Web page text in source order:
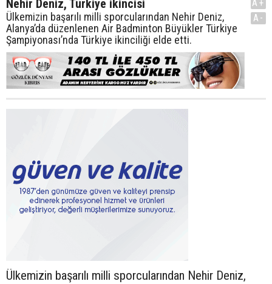
Nehir Deniz, Türkiye ikincisi
Ülkemizin başarılı milli sporcularından Nehir Deniz,
Alanya’da düzenlenen Air Badminton Büyükler Türkiye
Şampiyonası’nda Türkiye ikinciliği elde etti.
A+
A-
Ülkemizin başarılı milli sporcularından Nehir Deniz,